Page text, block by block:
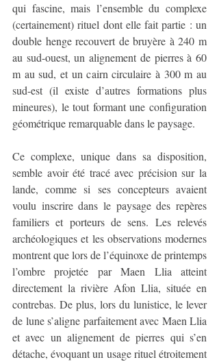
qui fascine, mais l’ensemble du complexe
(certainement) rituel dont elle fait partie : un
double henge recouvert de bruyère à 240 m
au sud-ouest, un alignement de pierres à 60
m au sud, et un cairn circulaire à 300 m au
sud-est (il existe d’autres formations plus
mineures), le tout formant une configuration
géométrique remarquable dans le paysage.
Ce complexe, unique dans sa disposition,
semble avoir été tracé avec précision sur la
lande, comme si ses concepteurs avaient
voulu inscrire dans le paysage des repères
familiers et porteurs de sens. Les relevés
archéologiques et les observations modernes
montrent que lors de l’équinoxe de printemps
l’ombre projetée par Maen Llia atteint
directement la rivière Afon Llia, située en
contrebas. De plus, lors du lunistice, le lever
de lune s’aligne parfaitement avec Maen Llia
et avec un alignement de pierres qui s’en
détache, évoquant un usage rituel étroitement